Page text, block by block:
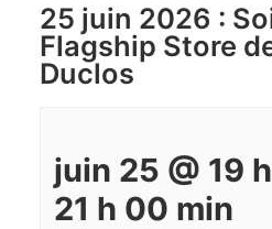
25 juin 2026 :
Flagship Store
Duclos
juin 25 @ 19
21 h 00 min